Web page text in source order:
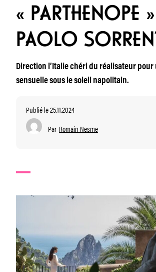
« PARTHENOPE
PAOLO
Direction l’Italie chéri du réalisateur pour
sensuelle sous le soleil napolitain.
Publié le 25.11.2024
Par Romain Nesme